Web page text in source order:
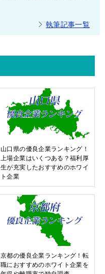
執筆記事一覧
山口県の優良企業ランキング！
上場企業はいくつある？福利厚
生が充実したおすすめのホワイ
ト企業
京都の優良企業ランキング！転
職におすすめのホワイト企業を